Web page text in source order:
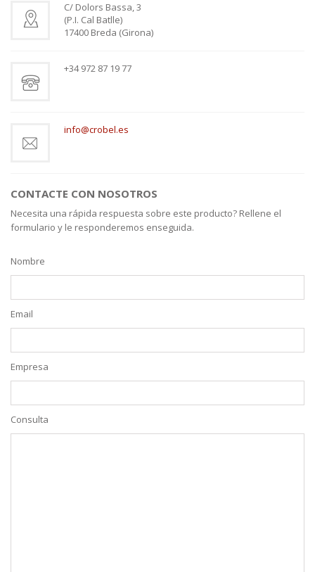
C/ Dolors Bassa, 3
(P.I. Cal Batlle)
17400 Breda (Girona)
+34 972 87 19 77
info@crobel.es
CONTACTE CON NOSOTROS
Necesita una rápida respuesta sobre este producto? Rellene el
formulario y le responderemos enseguida.
Nombre
Email
Empresa
Consulta